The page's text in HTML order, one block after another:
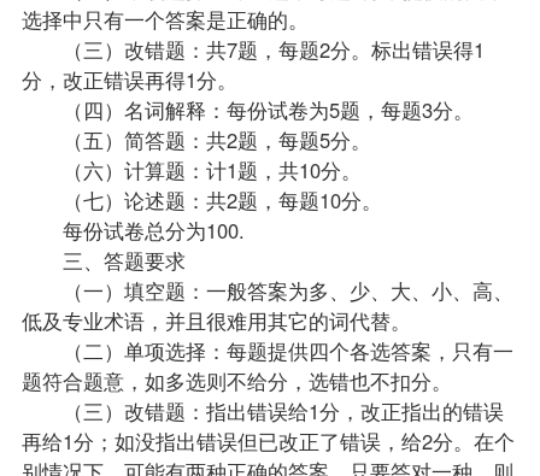
选择中只有一个答案是正确的。
（三）改错题：共7题，每题2分。标出错误得1
分，改正错误再得1分。
（四）名词解释：每份试卷为5题，每题3分。
（五）简答题：共2题，每题5分。
（六）计算题：计1题，共10分。
（七）论述题：共2题，每题10分。
每份试卷总分为100.
三、答题要求
（一）填空题：一般答案为多、少、大、小、高、
低及专业术语，并且很难用其它的词代替。
（二）单项选择：每题提供四个各选答案，只有一
题符合题意，如多选则不给分，选错也不扣分。
（三）改错题：指出错误给1分，改正指出的错误
再给1分；如没指出错误但已改正了错误，给2分。在个